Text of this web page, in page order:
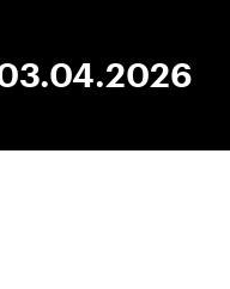
03.04.2026